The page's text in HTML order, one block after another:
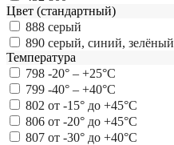
Цвет (стандартный)
888 серый
890 серый, синий, зелёный
Температура
798 -20° – +25°С
799 -40° – +40°С
802 от -15° до +45°С
806 от -20° до +45°С
807 от -30° до +40°С